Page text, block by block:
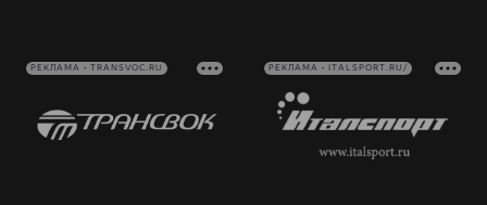
РЕКЛАМА • TRANSVOC.RU РЕКЛАМА • ITALSPORT.RU/